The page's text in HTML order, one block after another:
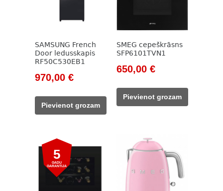
SAMSUNG French
Door ledusskapis
RF50C530EB1
Original
was:
1
970,00 €Current
970,00 €.
Pievienot grozam
SMEG cepeškrāsns
SFP6101TVN1
Original
was:
1
650,00 €Current
650,00 €.
Pievienot grozam
5
GADU
GARANTIJA